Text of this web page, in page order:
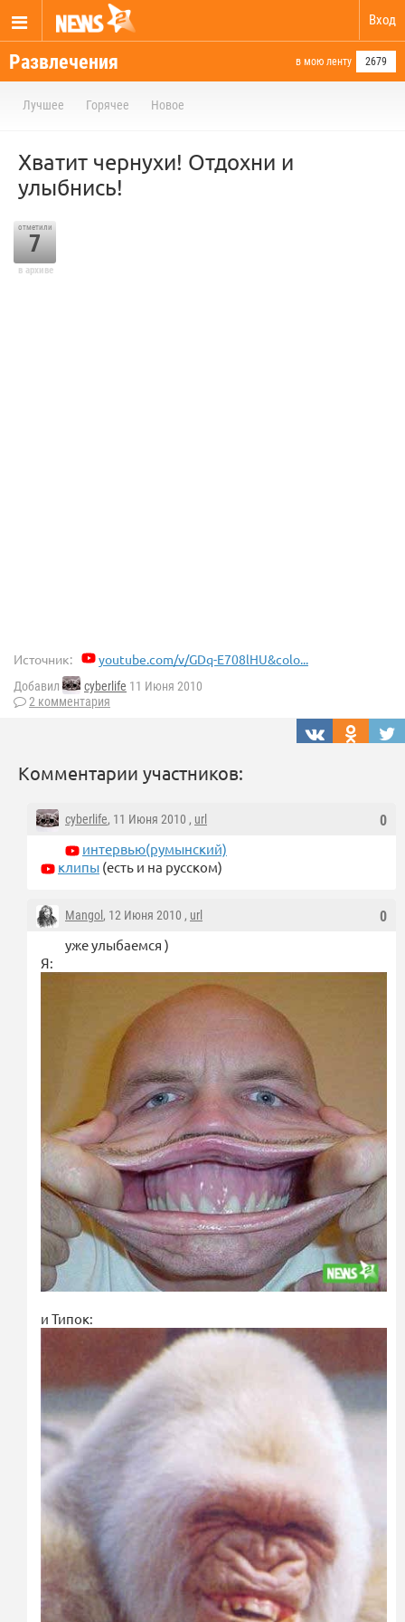
Вход
Развлечения в мою ленту 2679
Лучшее Горячее Новое
Хватит чернухи! Отдохни и
улыбнись!
отметили
7
в архиве
Источник: youtube.com/v/GDq-E708lHU&colo...
Добавил cyberlife 11 Июня 2010
2 комментария
Комментарии участников:
0
cyberlife, 11 Июня 2010 , url
интервью(румынский)
клипы (есть и на русском)
0
Mangol , 12 Июня 2010 , url
уже улыбаемся )
Я:
и Типок: